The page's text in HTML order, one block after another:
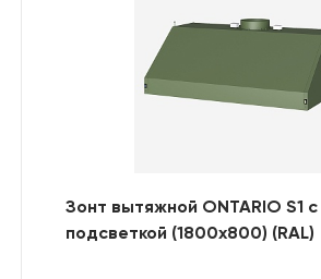
Зонт вытяжной ONTARIO S1 с
подсветкой (1800x800) (RAL)